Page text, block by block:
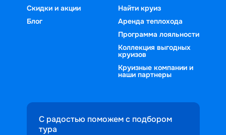
Скидки и акции
Блог
Найти круиз
Аренда теплохода
Программа лояльности
Коллекция выгодных
круизов
Круизные компании и
наши партнеры
С радостью поможем с подбором
тура